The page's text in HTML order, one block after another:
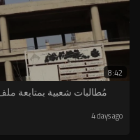
8:42
مُطالبات شعبية بمتابعة
4 days ago